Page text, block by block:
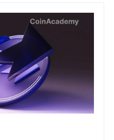
y être éligible ?